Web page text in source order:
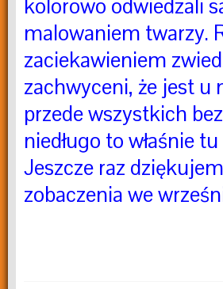
kolorowo odwiedzali
malowaniem twarzy.
zaciekawieniem
zachwyceni, że jest u
przede wszystkich
niedługo to właśnie
Jeszcze raz
zobaczenia we